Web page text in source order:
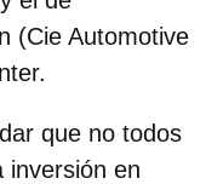
(Cie Automotive
que no todos
inversión en